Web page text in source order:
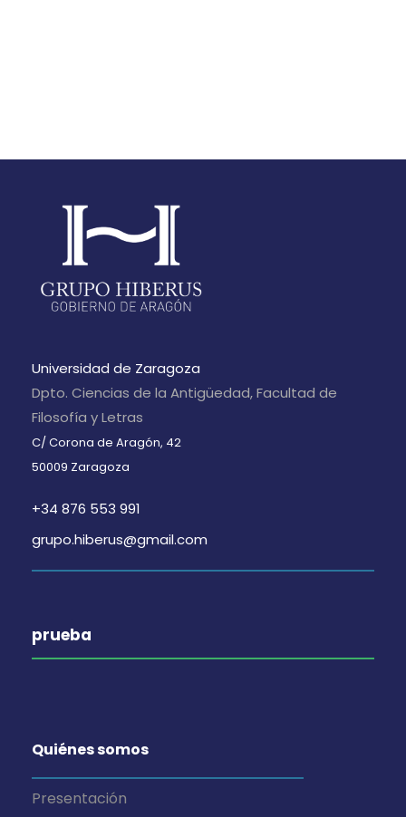
Universidad de Zaragoza
Dpto. Ciencias de la Antigüedad, Facultad de
Filosofía y Letras
C/ Corona de Aragón, 42
50009 Zaragoza
+34 876 553 991
grupo.hiberus@gmail.com
prueba
Quiénes somos
Presentación